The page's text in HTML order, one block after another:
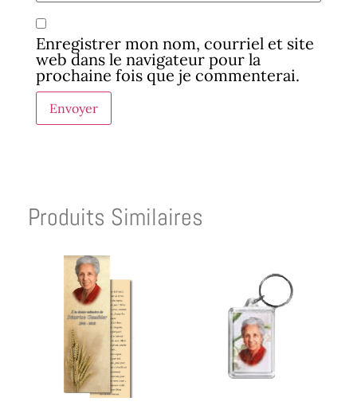
Enregistrer mon nom, courriel et site
web dans le navigateur pour la
prochaine fois que je commenterai.
Produits Similaires